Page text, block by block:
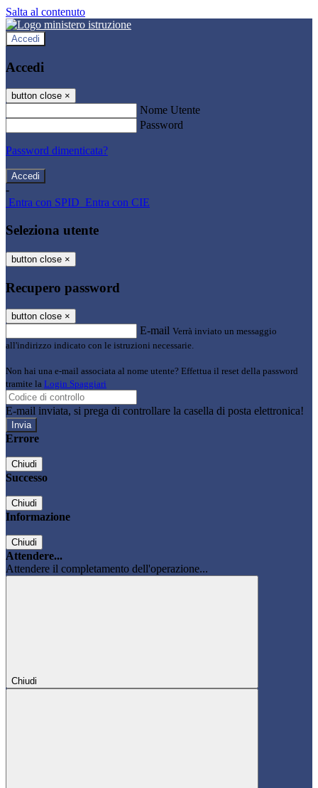
Salta al contenuto
Accedi
Accedi
button close ×
Nome Utente
Password
Password dimenticata?
-
Entra con SPID Entra con CIE
Seleziona utente
button close ×
Recupero password
button close ×
E-mail Verrà inviato un messaggio
all'indirizzo indicato con le istruzioni necessarie.
Non hai una e-mail associata al nome utente? Effettua il reset della password
tramite la Login Spaggiari
E-mail inviata, si prega di controllare la casella di posta elettronica!
Errore
Chiudi
Successo
Chiudi
Informazione
Chiudi
Attendere...
Attendere il completamento dell'operazione...
Chiudi